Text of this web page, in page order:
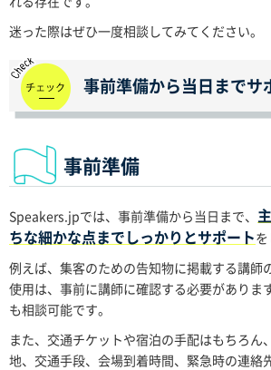
迷った際はぜひ一度相談してみてください。
事前準備から当日までサ
事前準備
Speakers.jpでは、事前準備から当日まで、
ちな細かな点までしっかりとサポート
例えば、集客のための告知物に掲載する講師
使用は、事前に講師に確認する必要がありま
も相談可能です。
また、交通チケットや宿泊の手配はもちろん
地、交通手段、会場到着時間、緊急時の連絡